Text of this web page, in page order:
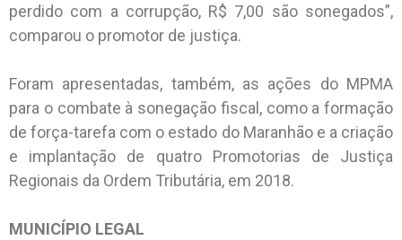
perdido com a corrupção, R$ 7,00 são sonegados”,
comparou o promotor de justiça.
Foram apresentadas, também, as ações do MPMA
para o combate à sonegação fiscal, como a formação
de força-tarefa com o estado do Maranhão e a criação
e implantação de quatro Promotorias de Justiça
Regionais da Ordem Tributária, em 2018.
MUNICÍPIO LEGAL